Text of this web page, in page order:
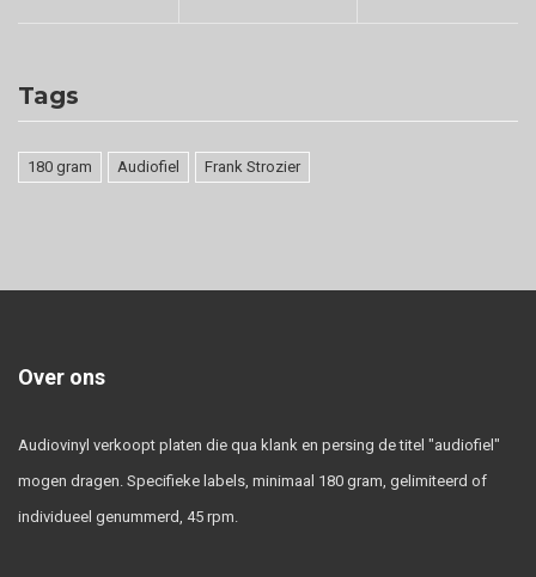
Tags
180 gram Audiofiel Frank Strozier
Over ons
Audiovinyl verkoopt platen die qua klank en persing de titel "audiofiel"
mogen dragen. Specifieke labels, minimaal 180 gram, gelimiteerd of
individueel genummerd, 45 rpm.